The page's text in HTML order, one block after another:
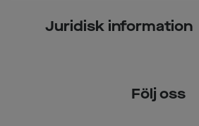
Kontaktlinser
Juridisk information
Följ oss